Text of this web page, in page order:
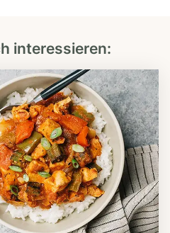
interessieren: